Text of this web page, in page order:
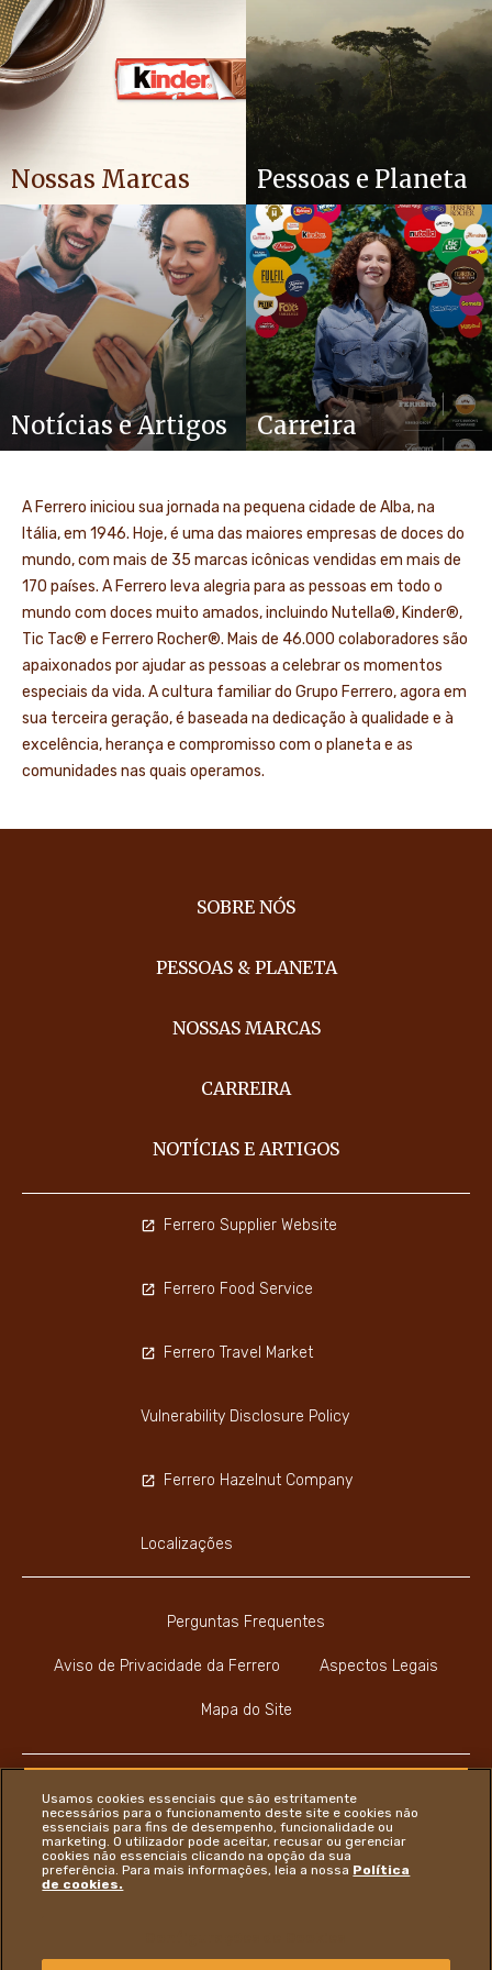
Nossas Marcas Pessoas e Planeta
Notícias e Artigos Carreira
A Ferrero iniciou sua jornada na pequena cidade de Alba, na
Itália, em 1946. Hoje, é uma das maiores empresas de doces do
mundo, com mais de 35 marcas icônicas vendidas em mais de
170 países. A Ferrero leva alegria para as pessoas em todo o
mundo com doces muito amados, incluindo Nutella®, Kinder®,
Tic Tac® e Ferrero Rocher®. Mais de 46.000 colaboradores são
apaixonados por ajudar as pessoas a celebrar os momentos
especiais da vida. A cultura familiar do Grupo Ferrero, agora em
sua terceira geração, é baseada na dedicação à qualidade e à
excelência, herança e compromisso com o planeta e as
comunidades nas quais operamos.
SOBRE NÓS
PESSOAS & PLANETA
NOSSAS MARCAS
CARREIRA
NOTÍCIAS E ARTIGOS
Perguntas Frequentes
Aviso de Privacidade da Ferrero Aspectos Legais
Mapa do Site
Ferrero Supplier Website
Ferrero Food Service
Ferrero Travel Market
Vulnerability Disclosure Policy
Ferrero Hazelnut Company
Localizações
Youtube Channel
Instagram
LinkedIn
Usamos cookies essenciais que são estritamente
necessários para o funcionamento deste site e cookies não
essenciais para fins de desempenho, funcionalidade ou
marketing. O utilizador pode aceitar, recusar ou gerenciar
cookies não essenciais clicando na opção da sua
preferência. Para mais informações, leia a nossa Política
de cookies.